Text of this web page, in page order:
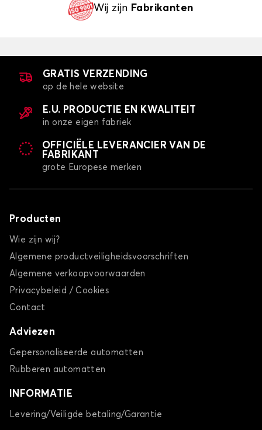
Wij zijn Fabrikanten
GRATIS VERZENDING
op de hele website
E.U. PRODUCTIE EN KWALITEIT
in onze eigen fabriek
OFFICIËLE LEVERANCIER VAN DE
FABRIKANT
grote Europese merken
Producten
Wie zijn wij?
Algemene productveiligheidsvoorschriften
Algemene verkoopvoorwaarden
Privacybeleid / Cookies
Contact
Adviezen
Gepersonaliseerde automatten
Rubberen automatten
INFORMATIE
Levering/Veiligde betaling/Garantie